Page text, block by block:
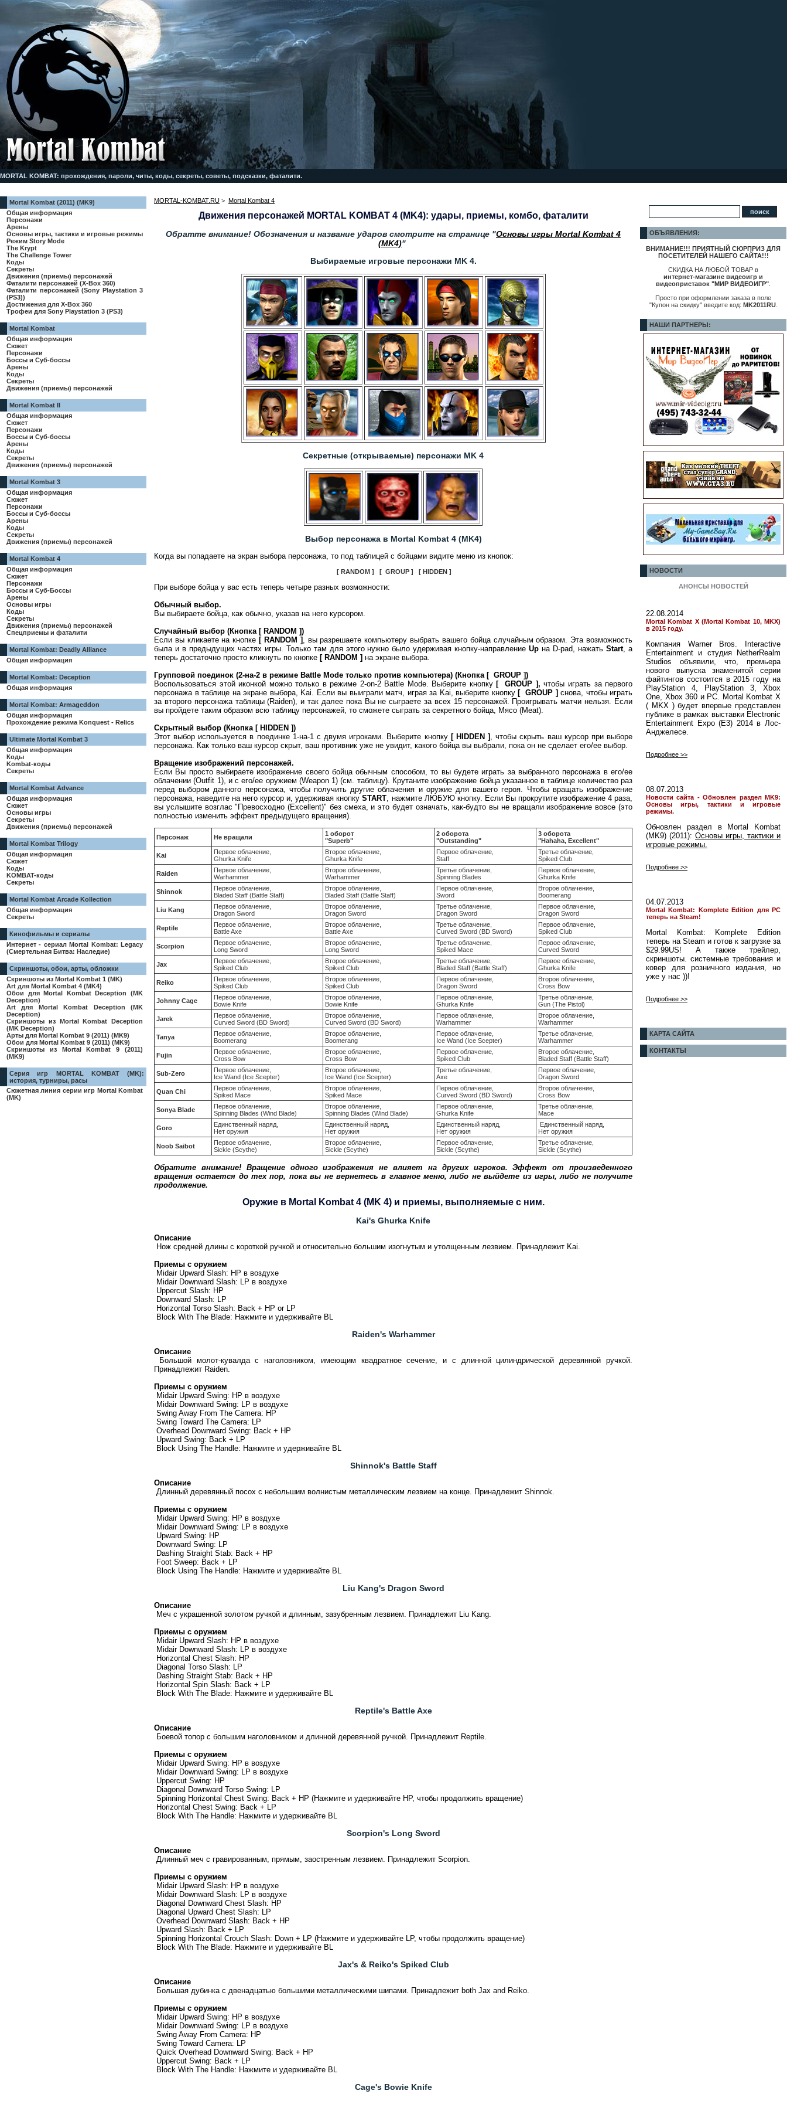
MORTAL KOMBAT: прохождения, пароли, читы, коды, секреты, советы, подсказки, фаталити.
Mortal Kombat (2011) (MK9)
Общая информация
Персонажи
Арены
Основы игры, тактики и игровые режимы
Режим Story Mode
The Krypt
The Challenge Tower
Коды
Секреты
Движения (приемы) персонажей
Фаталити персонажей (X-Box 360)
Фаталити персонажей (Sony Playstation 3
(PS3))
Достижения для X-Box 360
Трофеи для Sony Playstation 3 (PS3)
Mortal Kombat
Общая информация
Сюжет
Персонажи
Боссы и Суб-боссы
Арены
Коды
Секреты
Движения (приемы) персонажей
Mortal Kombat II
Общая информация
Сюжет
Персонажи
Боссы и Суб-боссы
Арены
Коды
Секреты
Движения (приемы) персонажей
Mortal Kombat 3
Общая информация
Сюжет
Персонажи
Боссы и Суб-боссы
Арены
Коды
Секреты
Движения (приемы) персонажей
Mortal Kombat 4
Общая информация
Сюжет
Персонажи
Боссы и Суб-Боссы
Арены
Основы игры
Коды
Секреты
Движения (приемы) персонажей
Спецприемы и фаталити
Mortal Kombat: Deadly Alliance
Общая информация
Mortal Kombat: Deception
Общая информация
Mortal Kombat: Armageddon
Общая информация
Прохождение режима Konquest - Relics
Ultimate Mortal Kombat 3
Общая информация
Коды
Kombat-коды
Секреты
Mortal Kombat Advance
Общая информация
Сюжет
Основы игры
Секреты
Движения (приемы) персонажей
Mortal Kombat Trilogy
Общая информация
Сюжет
Коды
KOMBAT-коды
Секреты
Mortal Kombat Arcade Kollection
Общая информация
Секреты
Кинофильмы и сериалы
Интернет - сериал Mortal Kombat: Legacy
(Смертельная Битва: Наследие)
Скриншоты, обои, арты, обложки
Скриншоты из Mortal Kombat 1 (MK)
Art для Mortal Kombat 4 (MK4)
Обои для Mortal Kombat Deception (MK
Deception)
Art для Mortal Kombat Deception (MK
Deception)
Скриншоты из Mortal Kombat Deception
(MK Deception)
Арты для Mortal Kombat 9 (2011) (MK9)
Обои для Mortal Kombat 9 (2011) (MK9)
Скриншоты из Mortal Kombat 9 (2011)
(MK9)
Серия игр MORTAL KOMBAT (MK):
история, турниры, расы
Сюжетная линия серии игр Mortal Kombat
(MK)
MORTAL-KOMBAT.RU > Mortal Kombat 4
Движения персонажей MORTAL KOMBAT 4 (MK4): удары, приемы, комбо, фаталити
Обратте внимание! Обозначения и название ударов смотрите на странице "Основы игры Mortal Kombat 4
(MK4)"
Выбираемые игровые персонажи MK 4.
Секретные (открываемые) персонажи MK 4
Выбор персонажа в Mortal Kombat 4 (MK4)
Когда вы попадаете на экран выбора персонажа, то под таблицей с бойцами видите меню из кнопок:
[ RANDOM ] [ GROUP ] [ HIDDEN ]
При выборе бойца у вас есть теперь четыре разных возможности:
Обычный выбор.
Вы выбираете бойца, как обычно, указав на него курсором.
Случайный выбор (Кнопка [ RANDOM ])
Если вы кликаете на кнопке[ RANDOM ], вы разрешаете компьютеру выбрать вашего бойца случайным образом. Эта возможность
была и в предыдущих частях игры. Только там для этого нужно было удерживая кнопку-направлениеUpна D-pad, нажатьStart, а
теперь достаточно просто кликнуть по кнопке [ RANDOM ] на экране выбора.
Групповой поединок (2-на-2 в режиме Battle Mode только против компьютера) (Кнопка [ GROUP ])
Воспользоваться этой иконкой можно только в режиме 2-on-2 Battle Mode. Выберите кнопку[ GROUP ], чтобы играть за первого
персонажа в таблице на экране выбора, Kai. Если вы выиграли матч, играя за Kai, выберите кнопку [ GROUP ]снова, чтобы играть
за второго персонажа таблицы (Raiden), и так далее пока Вы не сыграете за всех 15 персонажей. Проигрывать матчи нельзя. Если
вы пройдете таким образом всю таблицу персонажей, то сможете сыграть за секретного бойца, Мясо (Meat).
Скрытный выбор (Кнопка [ HIDDEN ])
Этот выбор используется в поединке 1-на-1 с двумя игроками. Выберите кнопку [ HIDDEN ] , чтобы скрыть ваш курсор при выборе
персонажа. Как только ваш курсор скрыт, ваш противник уже не увидит, какого бойца вы выбрали, пока он не сделает его/ее выбор.
Вращение изображений персонажей.
Если Вы просто выбираете изображение своего бойца обычным способом, то вы будете играть за выбранного персонажа в его/ее
облачении (Outfit 1), и с его/ее оружием (Weapon 1) (см. таблицу). Крутаните изображение бойца указанное в таблице количество раз
перед выбором данного персонажа, чтобы получить другие облачения и оружие для вашего героя. Чтобы вращать изображение
персонажа, наведите на него курсор и, удерживая кнопкуSTART , нажмите ЛЮБУЮ кнопку. Если Вы прокрутите изображение 4 раза,
вы услышите возглас "Превосходно (Excellent)" без смеха, и это будет означать, как-будто вы не вращали изображение вовсе (это
полностью изменить эффект предыдущего вращения).
Персонаж Не вращали
1 оборот
"Superb"
2 оборота
"Outstanding"
3 оборота
"Hahaha, Excellent"
Kai
Первое облачение,
Ghurka Knife
Второе облачение,
Ghurka Knife
Первое облачение,
Staff
Третье облачение,
Spiked Club
Raiden
Первое облачение,
Warhammer
Второе облачение,
Warhammer
Третье облачение,
Spinning Blades
Первое облачение,
Ghurka Knife
Shinnok
Первое облачение,
Bladed Staff (Battle Staff)
Второе облачение,
Bladed Staff (Battle Staff)
Первое облачение,
Sword
Второе облачение,
Boomerang
Liu Kang
Первое облачение,
Dragon Sword
Второе облачение,
Dragon Sword
Третье облачение,
Dragon Sword
Первое облачение,
Dragon Sword
Reptile
Первое облачение,
Battle Axe
Второе облачение,
Battle Axe
Третье облачение,
Curved Sword (BD Sword)
Первое облачение,
Spiked Club
Scorpion
Первое облачение,
Long Sword
Второе облачение,
Long Sword
Третье облачение,
Spiked Mace
Первое облачение,
Curved Sword
Jax
Первое облачение,
Spiked Club
Второе облачение,
Spiked Club
Третье облачение,
Bladed Staff (Battle Staff)
Первое облачение,
Ghurka Knife
Reiko
Первое облачение,
Spiked Club
Второе облачение,
Spiked Club
Первое облачение,
Dragon Sword
Второе облачение,
Cross Bow
Johnny Cage
Первое облачение,
Bowie Knife
Второе облачение,
Bowie Knife
Первое облачение,
Ghurka Knife
Третье облачение,
Gun (The Pistol)
Jarek
Первое облачение,
Curved Sword (BD Sword)
Второе облачение,
Curved Sword (BD Sword)
Первое облачение,
Warhammer
Второе облачение,
Warhammer
Tanya
Первое облачение,
Boomerang
Второе облачение,
Boomerang
Первое облачение,
Ice Wand (Ice Scepter)
Третье облачение,
Warhammer
Fujin
Первое облачение,
Cross Bow
Второе облачение,
Cross Bow
Первое облачение,
Spiked Club
Второе облачение,
Bladed Staff (Battle Staff)
Sub-Zero
Первое облачение,
Ice Wand (Ice Scepter)
Второе облачение,
Ice Wand (Ice Scepter)
Третье облачение,
Axe
Первое облачение,
Dragon Sword
Quan Chi
Первое облачение,
Spiked Mace
Второе облачение,
Spiked Mace
Первое облачение,
Curved Sword (BD Sword)
Второе облачение,
Cross Bow
Sonya Blade
Первое облачение,
Spinning Blades (Wind Blade)
Второе облачение,
Spinning Blades (Wind Blade)
Первое облачение,
Ghurka Knife
Третье облачение,
Mace
Goro
Единственный наряд,
Нет оружия
Единственный наряд,
Нет оружия
Единственный наряд,
Нет оружия
Единственный наряд,
Нет оружия
Noob Saibot
Первое облачение,
Sickle (Scythe)
Второе облачение,
Sickle (Scythe)
Первое облачение,
Sickle (Scythe)
Третье облачение,
Sickle (Scythe)
Обратите внимание! Вращение одного изображения не влияет на других игроков. Эффект от произведенного
вращения остается до тех пор, пока вы не вернетесь в главное меню, либо не выйдете из игры, либо не получите
продолжение.
Оружие в Mortal Kombat 4 (MK 4) и приемы, выполняемые с ним.
Kai's Ghurka Knife
Описание
Нож средней длины с короткой ручкой и относительно большим изогнутым и утолщенным лезвием. Принадлежит Kai.
Приемы с оружием
Midair Upward Slash: HP в воздухе
Midair Downward Slash: LP в воздухе
Uppercut Slash: HP
Downward Slash: LP
Horizontal Torso Slash: Back + HP or LP
Block With The Blade: Нажмите и удерживайте BL
Raiden's Warhammer
Описание
Большой молот-кувалда с наголовником, имеющим квадратное сечение, и с длинной цилиндрической деревянной ручкой.
Принадлежит Raiden.
Приемы с оружием
Midair Upward Swing: HP в воздухе
Midair Downward Swing: LP в воздухе
Swing Away From The Camera: HP
Swing Toward The Camera: LP
Overhead Downward Swing: Back + HP
Upward Swing: Back + LP
Block Using The Handle: Нажмите и удерживайте BL
Shinnok's Battle Staff
Описание
Длинный деревянный посох с небольшим волнистым металлическим лезвием на конце. Принадлежит Shinnok.
Приемы с оружием
Midair Upward Swing: HP в воздухе
Midair Downward Swing: LP в воздухе
Upward Swing: HP
Downward Swing: LP
Dashing Straight Stab: Back + HP
Foot Sweep: Back + LP
Block Using The Handle: Нажмите и удерживайте BL
Liu Kang's Dragon Sword
Описание
Меч с украшенной золотом ручкой и длинным, зазубренным лезвием. Принадлежит Liu Kang.
Приемы с оружием
Midair Upward Slash: HP в воздухе
Midair Downward Slash: LP в воздухе
Horizontal Chest Slash: HP
Diagonal Torso Slash: LP
Dashing Straight Stab: Back + HP
Horizontal Spin Slash: Back + LP
Block With The Blade: Нажмите и удерживайте BL
Reptile's Battle Axe
Описание
Боевой топор с большим наголовником и длинной деревянной ручкой. Принадлежит Reptile.
Приемы с оружием
Midair Upward Swing: HP в воздухе
Midair Downward Swing: LP в воздухе
Uppercut Swing: HP
Diagonal Downward Torso Swing: LP
Spinning Horizontal Chest Swing: Back + HP (Нажмите и удерживайте HP, чтобы продолжить вращение)
Horizontal Chest Swing: Back + LP
Block With The Handle: Нажмите и удерживайте BL
Scorpion's Long Sword
Описание
Длинный меч с гравированным, прямым, заостренным лезвием. Принадлежит Scorpion.
Приемы с оружием
Midair Upward Slash: HP в воздухе
Midair Downward Slash: LP в воздухе
Diagonal Downward Chest Slash: HP
Diagonal Upward Chest Slash: LP
Overhead Downward Slash: Back + HP
Upward Slash: Back + LP
Spinning Horizontal Crouch Slash: Down + LP (Нажмите и удерживайте LP, чтобы продолжить вращение)
Block With The Blade: Нажмите и удерживайте BL
Jax's & Reiko's Spiked Club
Описание
Большая дубинка с двенадцатью большими металлическими шипами. Принадлежит both Jax and Reiko.
Приемы с оружием
Midair Upward Swing: HP в воздухе
Midair Downward Swing: LP в воздухе
Swing Away From Camera: HP
Swing Toward Camera: LP
Quick Overhead Downward Swing: Back + HP
Uppercut Swing: Back + LP
Block With The Handle: Нажмите и удерживайте BL
Cage's Bowie Knife
ОБЪЯВЛЕНИЯ:
ВНИМАНИЕ!!! ПРИЯТНЫЙ СЮРПРИЗ ДЛЯ
ПОСЕТИТЕЛЕЙ НАШЕГО САЙТА!!!
СКИДКА НА ЛЮБОЙ ТОВАР в
интернет-магазине видеоигр и
видеоприставок "МИР ВИДЕОИГР"
Просто при оформлении заказа в поле
"Купон на скидку" введите код: MK2011RU.
НАШИ ПАРТНЕРЫ:
НОВОСТИ
АНОНСЫ НОВОСТЕЙ
22.08.2014
Mortal Kombat X (Mortal Kombat 10, MKX)
в 2015 году.
Компания Warner Bros. Interactive
Entertainment и студия NetherRealm
Studios объявили, что, премьера
нового выпуска знаменитой серии
файтингов состоится в 2015 году на
PlayStation 4, PlayStation 3, Xbox
One, Xbox 360 и PC. Mortal Kombat X
( MKX ) будет впервые представлен
публике в рамках выставки Electronic
Entertainment Expo (E3) 2014 в Лос-
Анджелесе.
Подробнее >>
08.07.2013
Новости сайта - Обновлен раздел MK9:
Основы игры, тактики и игровые
режимы.
Обновлен раздел в Mortal Kombat
(MK9) (2011): Основы игры, тактики и
игровые режимы.
Подробнее >>
04.07.2013
Mortal Kombat: Komplete Edition для PC
теперь на Steam!
Mortal Kombat: Komplete Edition
теперь на Steam и готов к загрузке за
$29.99US! А также трейлер,
скриншоты. системные требования и
ковер для розничного издания, но
уже у нас ))!
Подробнее >>
КАРТА САЙТА
КОНТАКТЫ